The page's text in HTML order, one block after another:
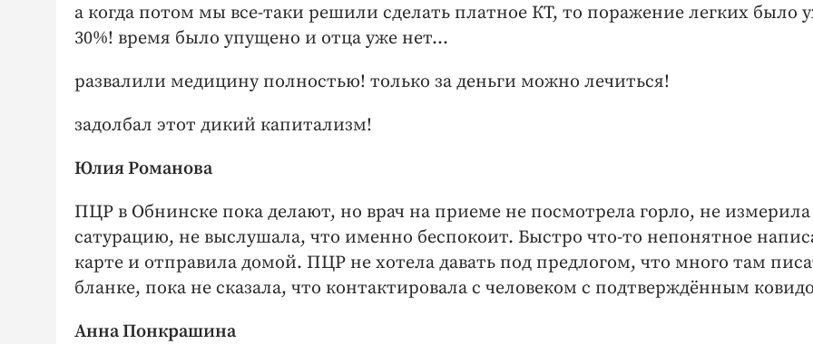
а когда потом мы все-таки решили сделать платное КТ, то поражение легких было
30%! время было упущено и отца уже нет...
развалили медицину полностью! только за деньги можно лечиться!
задолбал этот дикий капитализм!
Юлия Романова
ПЦР в Обнинске пока делают, но врач на приеме не посмотрела горло, не измерила
сатурацию, не выслушала, что именно беспокоит. Быстро что-то непонятное
карте и отправила домой. ПЦР не хотела давать под предлогом, что много там
бланке, пока не сказала, что контактировала с человеком с подтверждённым
Анна Понкрашина